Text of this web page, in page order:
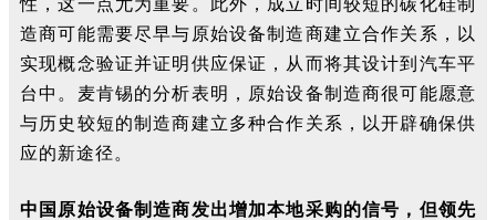
性，这一点尤为重要。此外，成立时间较短的碳化硅制
造商可能需要尽早与原始设备制造商建立合作关系，以
实现概念验证并证明供应保证，从而将其设计到汽车平
台中。麦肯锡的分析表明，原始设备制造商很可能愿意
与历史较短的制造商建立多种合作关系，以开辟确保供
应的新途径。
中国原始设备制造商发出增加本地采购的信号，但领先